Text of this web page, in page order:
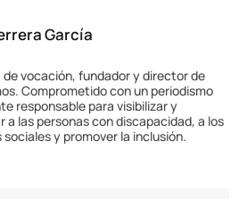
García
de vocación, fundador y director de
Comprometido con un periodismo
responsable para visibilizar y
a las personas con discapacidad, a los
y promover la inclusión.